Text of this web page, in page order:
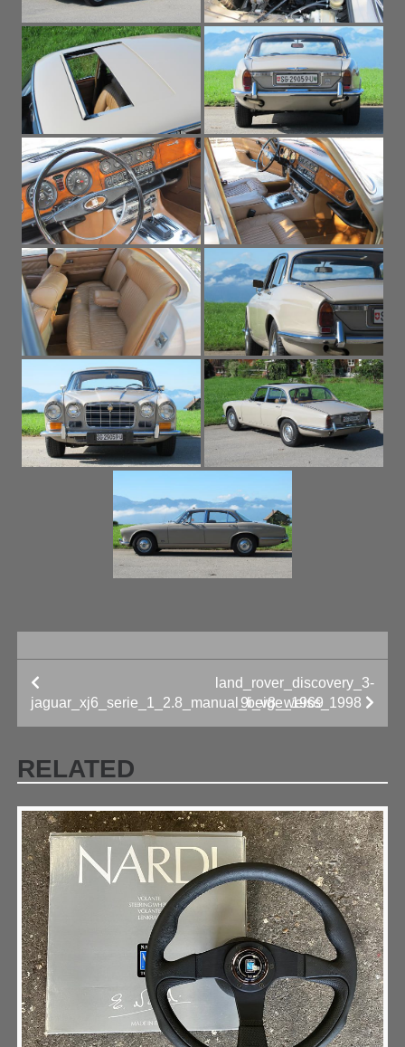
BEITRAGS-
NAVIGATION
jaguar_xj6_serie_1_2.8_manual_beige_1969
land_rover_discovery_3-
9i_v8_weiss_1998
RELATED